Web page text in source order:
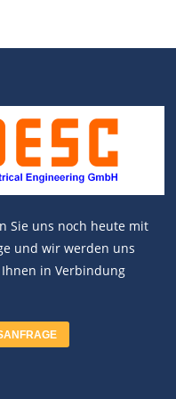
Sie uns noch heute mit
und wir werden uns
in Verbindung